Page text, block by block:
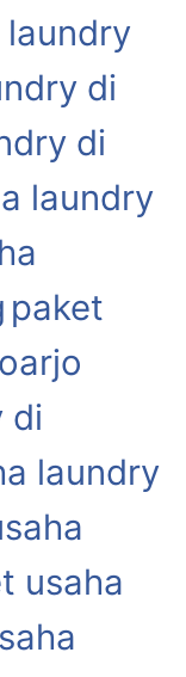
laundry
di
di
laundry
paket
di
laundry
usaha